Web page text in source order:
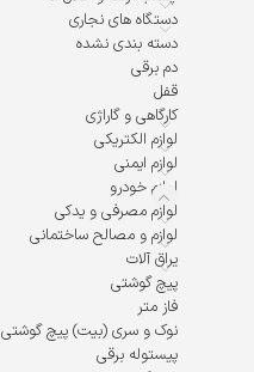
دستگاه های نجاری
دسته بندی نشده
دم برقی
قفل
کارگاهی و گاراژی
لوازم الکتریکی
لوازم ایمنی
لوازم خودرو
لوازم مصرفی و یدکی
لوازم و مصالح ساختمانی
یراق آلات
پیچ گوشتی
فاز متر
نوک و سری (بیت) پیچ گوشتی
پیستوله برقی